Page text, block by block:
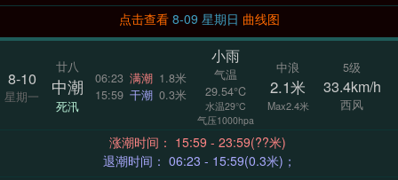
点击查看
8-09 星期日 曲线图
8-10
星期一
廿八
中潮
死汛
06:23 满潮 1.8米
15:59 干潮 0.3米
小雨
气温
29.54°C
水温29°C
气压1000hpa
中浪
2.1米
Max2.4米
5级
33.4km/h
西风
涨潮时间： 15:59 - 23:59(??米)
退潮时间： 06:23 - 15:59(0.3米)；